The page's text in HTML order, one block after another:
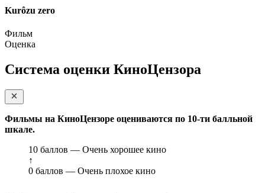
Kurôzu zero
Фильм
Оценка
Система оценки КиноЦензора
Фильмы на КиноЦензоре оцениваются по 10-ти балльной
шкале.
10 баллов — Очень хорошее кино
↑
0 баллов — Очень плохое кино